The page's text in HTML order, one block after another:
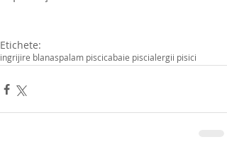
Etichete:
ingrijire blanaspalam piscicabaie piscialergii pisici